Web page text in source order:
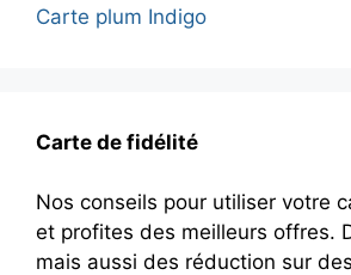
Carte plum Indigo
Carte de fidélité
Nos conseils pour utiliser votre
et profites des meilleurs offres.
mais aussi des réduction sur